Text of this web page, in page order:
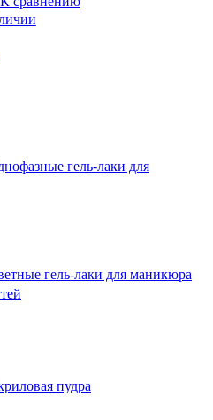
сравнению
гель-лаки для
гель-лаки для маникюра
пудра